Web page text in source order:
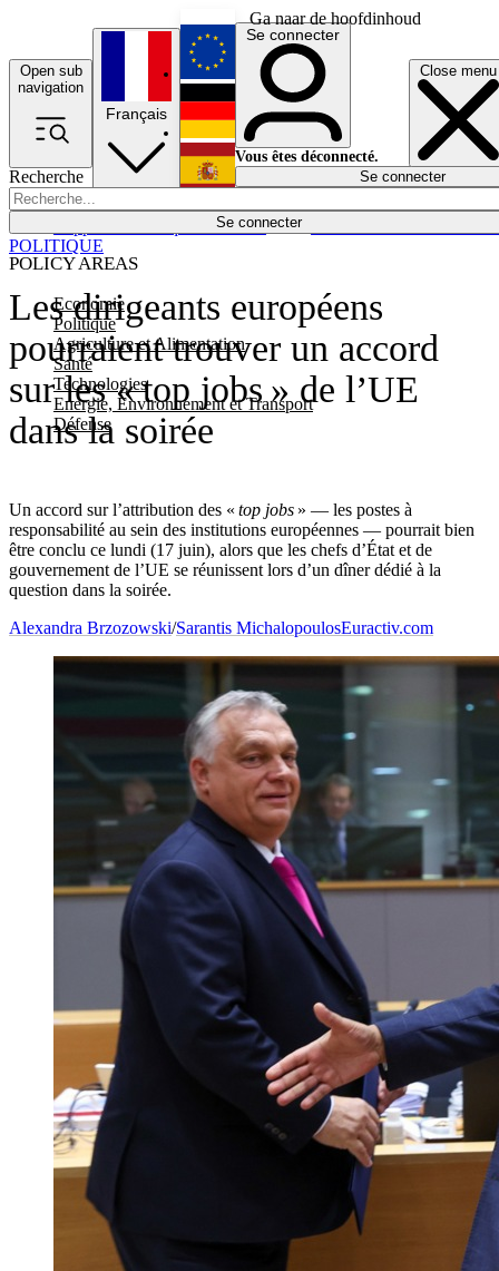
Ga naar de hoofdinhoud
Open sub
navigation
Close menu
Recherche
Se connecter
POLICY AREAS
Economie
Politique
Agriculture et Alimentation
Santé
Technologies
Energie, Environnement et Transport
Défense
Économie
Français
English
Deutsch
Español
Se connecter
Vous êtes déconnecté.
Se connecter
Les dirigeants européens
pourraient trouver un accord
sur les « top jobs » de l’UE
dans la soirée
Un accord sur l’attribution des « top jobs » — les postes à
responsabilité au sein des institutions européennes — pourrait bien
être conclu ce lundi (17 juin), alors que les chefs d’État et de
gouvernement de l’UE se réunissent lors d’un dîner dédié à la
question dans la soirée.
POLITIQUE
Alexandra Brzozowski/Sarantis MichalopoulosEuractiv.com